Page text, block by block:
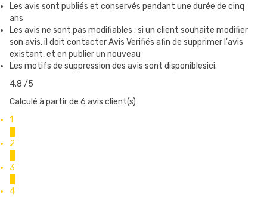
Equivalent diamètre : 0,64 mm
Résistivité : 3,35 ohm/m, soit 0,33 ohm/dm
24 Ga
Equivalent diamètre : 0,51 mm
Résistivité : 5,31 ohm/m, soit 0,53 ohm/dm
25 Ga
Les avis sont publiés et conservés pendant une durée de cinq
ans
Les avis ne sont pas modifiables : si un client souhaite modifier
son avis, il doit contacter Avis Verifiés afin de supprimer l'avis
existant, et en publier un nouveau
Les motifs de suppression des avis sont disponiblesici.
4.8 /5
Calculé à partir de 6 avis client(s)
1
2
3
4